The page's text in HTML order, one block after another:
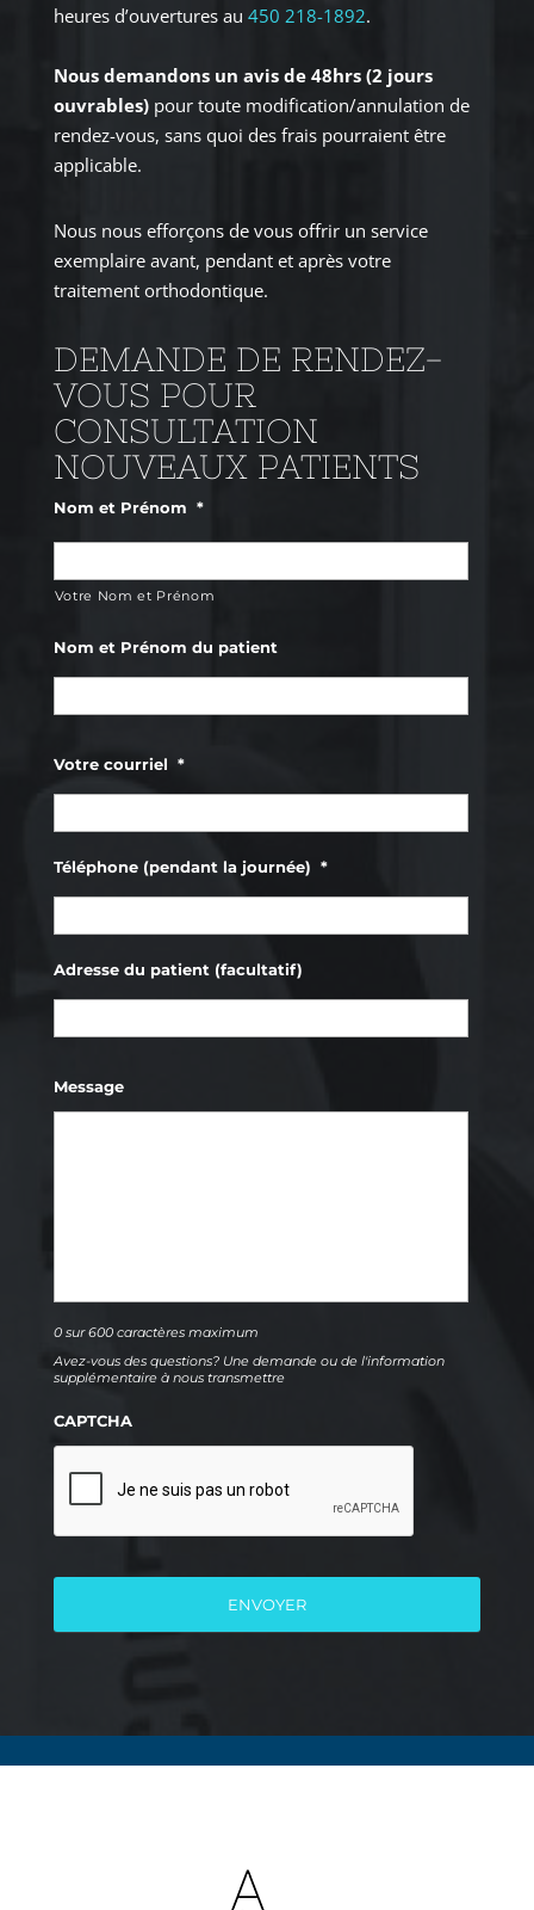
heures d’ouvertures au 450 218-1892.
Nous demandons un avis de 48hrs (2 jours
ouvrables)pour toute modification/annulation de
rendez-vous, sans quoi des frais pourraient être
applicable.
Nous nous efforçons de vous offrir un service
exemplaire avant, pendant et après votre
traitement orthodontique.
DEMANDE DE RENDEZ-
VOUS POUR
CONSULTATION
NOUVEAUX PATIENTS
Nom et Prénom *
Votre Nom et Prénom
Nom et Prénom du patient
Votre courriel *
Téléphone (pendant la journée) *
Adresse du patient (facultatif)
Message
0 sur 600 caractères maximum
Avez-vous des questions? Une demande ou de l'information
supplémentaire à nous transmettre
CAPTCHA